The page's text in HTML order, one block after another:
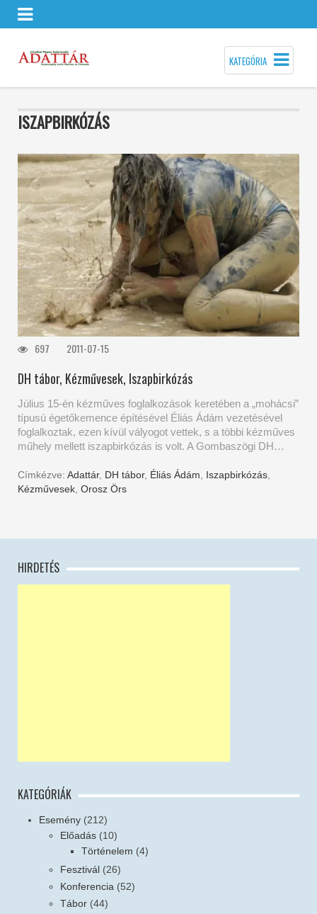
KATEGÓRIA
ISZAPBIRKÓZÁS
697 2011-07-15
DH tábor, Kézművesek, Iszapbirkózás
Július 15-én kézműves foglalkozások keretében a „mohácsi”
típusú égetőkemence építésével Éliás Ádám vezetésével
foglalkoztak, ezen kívül vályogot vettek, s a többi kézműves
műhely mellett iszapbirkózás is volt. A Gombaszögi DH…
Címkézve: Adattár, DH tábor, Éliás Ádám, Iszapbirkózás,
Kézművesek, Orosz Örs
HIRDETÉS
KATEGÓRIÁK
Esemény (212)
Előadás (10)
Történelem (4)
Fesztivál (26)
Konferencia (52)
Tábor (44)